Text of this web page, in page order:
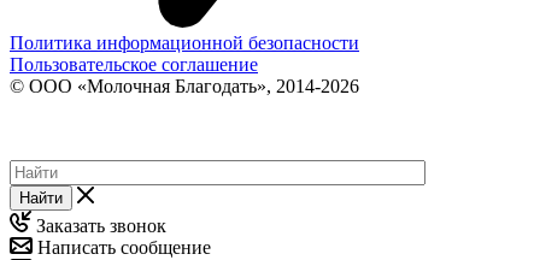
Политика информационной безопасности
Пользовательское соглашение
© ООО «Молочная Благодать», 2014-2026
Найти
Заказать звонок
Написать сообщение